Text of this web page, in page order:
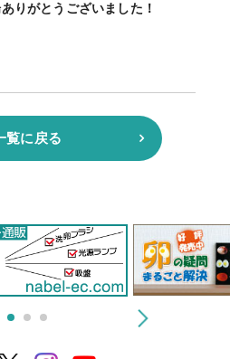
りがとうございました！
覧に戻る